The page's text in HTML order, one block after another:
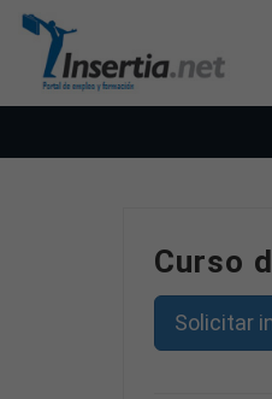
Curso
Solicitar